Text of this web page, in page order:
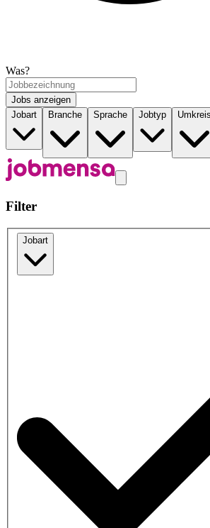
Was?
Jobs anzeigen
Jobart
Branche Sprache Jobtyp Umkreis
Filter
Jobart